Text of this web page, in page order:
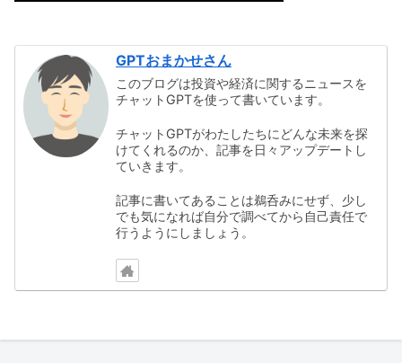
GPTおまかせさん
このブログは投資や経済に関するニュースを
チャットGPTを使って書いています。
チャットGPTがわたしたちにどんな未来を探
けてくれるのか、記事を日々アップデートし
ていきます。
記事に書いてあることは鵜呑みにせず、少し
でも気になれば自分で調べてから自己責任で
行うようにしましょう。